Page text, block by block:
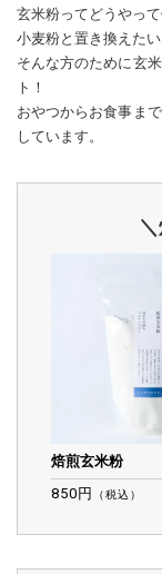
玄米粉ってどうやっ
小麦粉と置き換えた
そんな方のために玄
ト！
おやつからお食事ま
しています。
焙煎玄米粉
850円
（税込）